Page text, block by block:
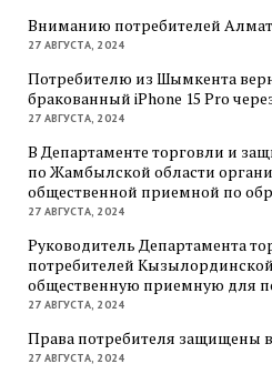
Вниманию потребителей
27 АВГУСТА, 2024
Потребителю из Шымкента
бракованный iPhone 15 Pro
27 АВГУСТА, 2024
В Департаменте торговли и
по Жамбылской области
общественной приемной по
27 АВГУСТА, 2024
Руководитель Департамента
потребителей
общественную приемную для
27 АВГУСТА, 2024
Права потребителя защищены
27 АВГУСТА, 2024